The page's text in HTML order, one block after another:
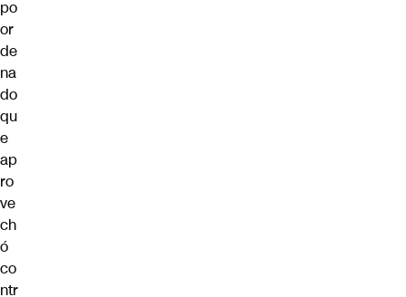
po
or
de
na
do
qu
e
ap
ro
ve
ch
ó
co
ntr